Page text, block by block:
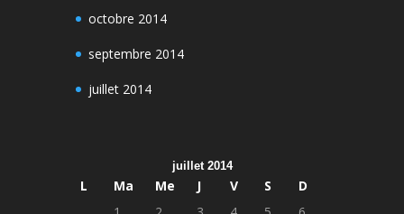
octobre 2014
septembre 2014
juillet 2014
juillet 2014
L Ma Me J V S D